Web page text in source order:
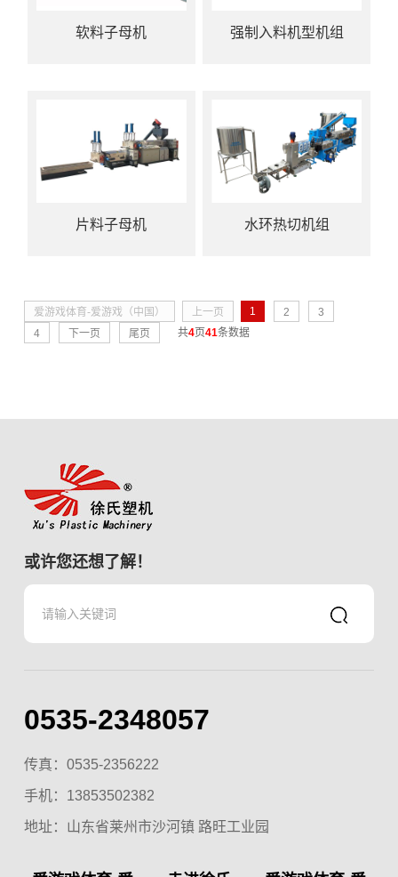
软料子母机 强制入料机型机组
片料子母机 水环热切机组
爱游戏体育-爱游戏（中国） 上一页 1 2
3
4
下一页 尾页 共4页41条数据
或许您还想了解！
0535-2348057
传真：0535-2356222
手机： 13853502382
地址：山东省莱州市沙河镇 路旺工业园